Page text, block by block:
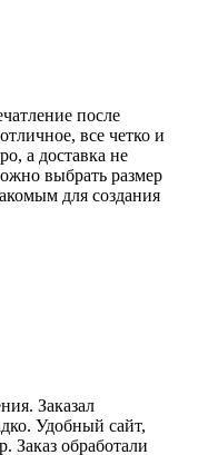
после
все четко и
а доставка не
выбрать размер
для создания
Заказал
Удобный сайт,
Заказ обработали